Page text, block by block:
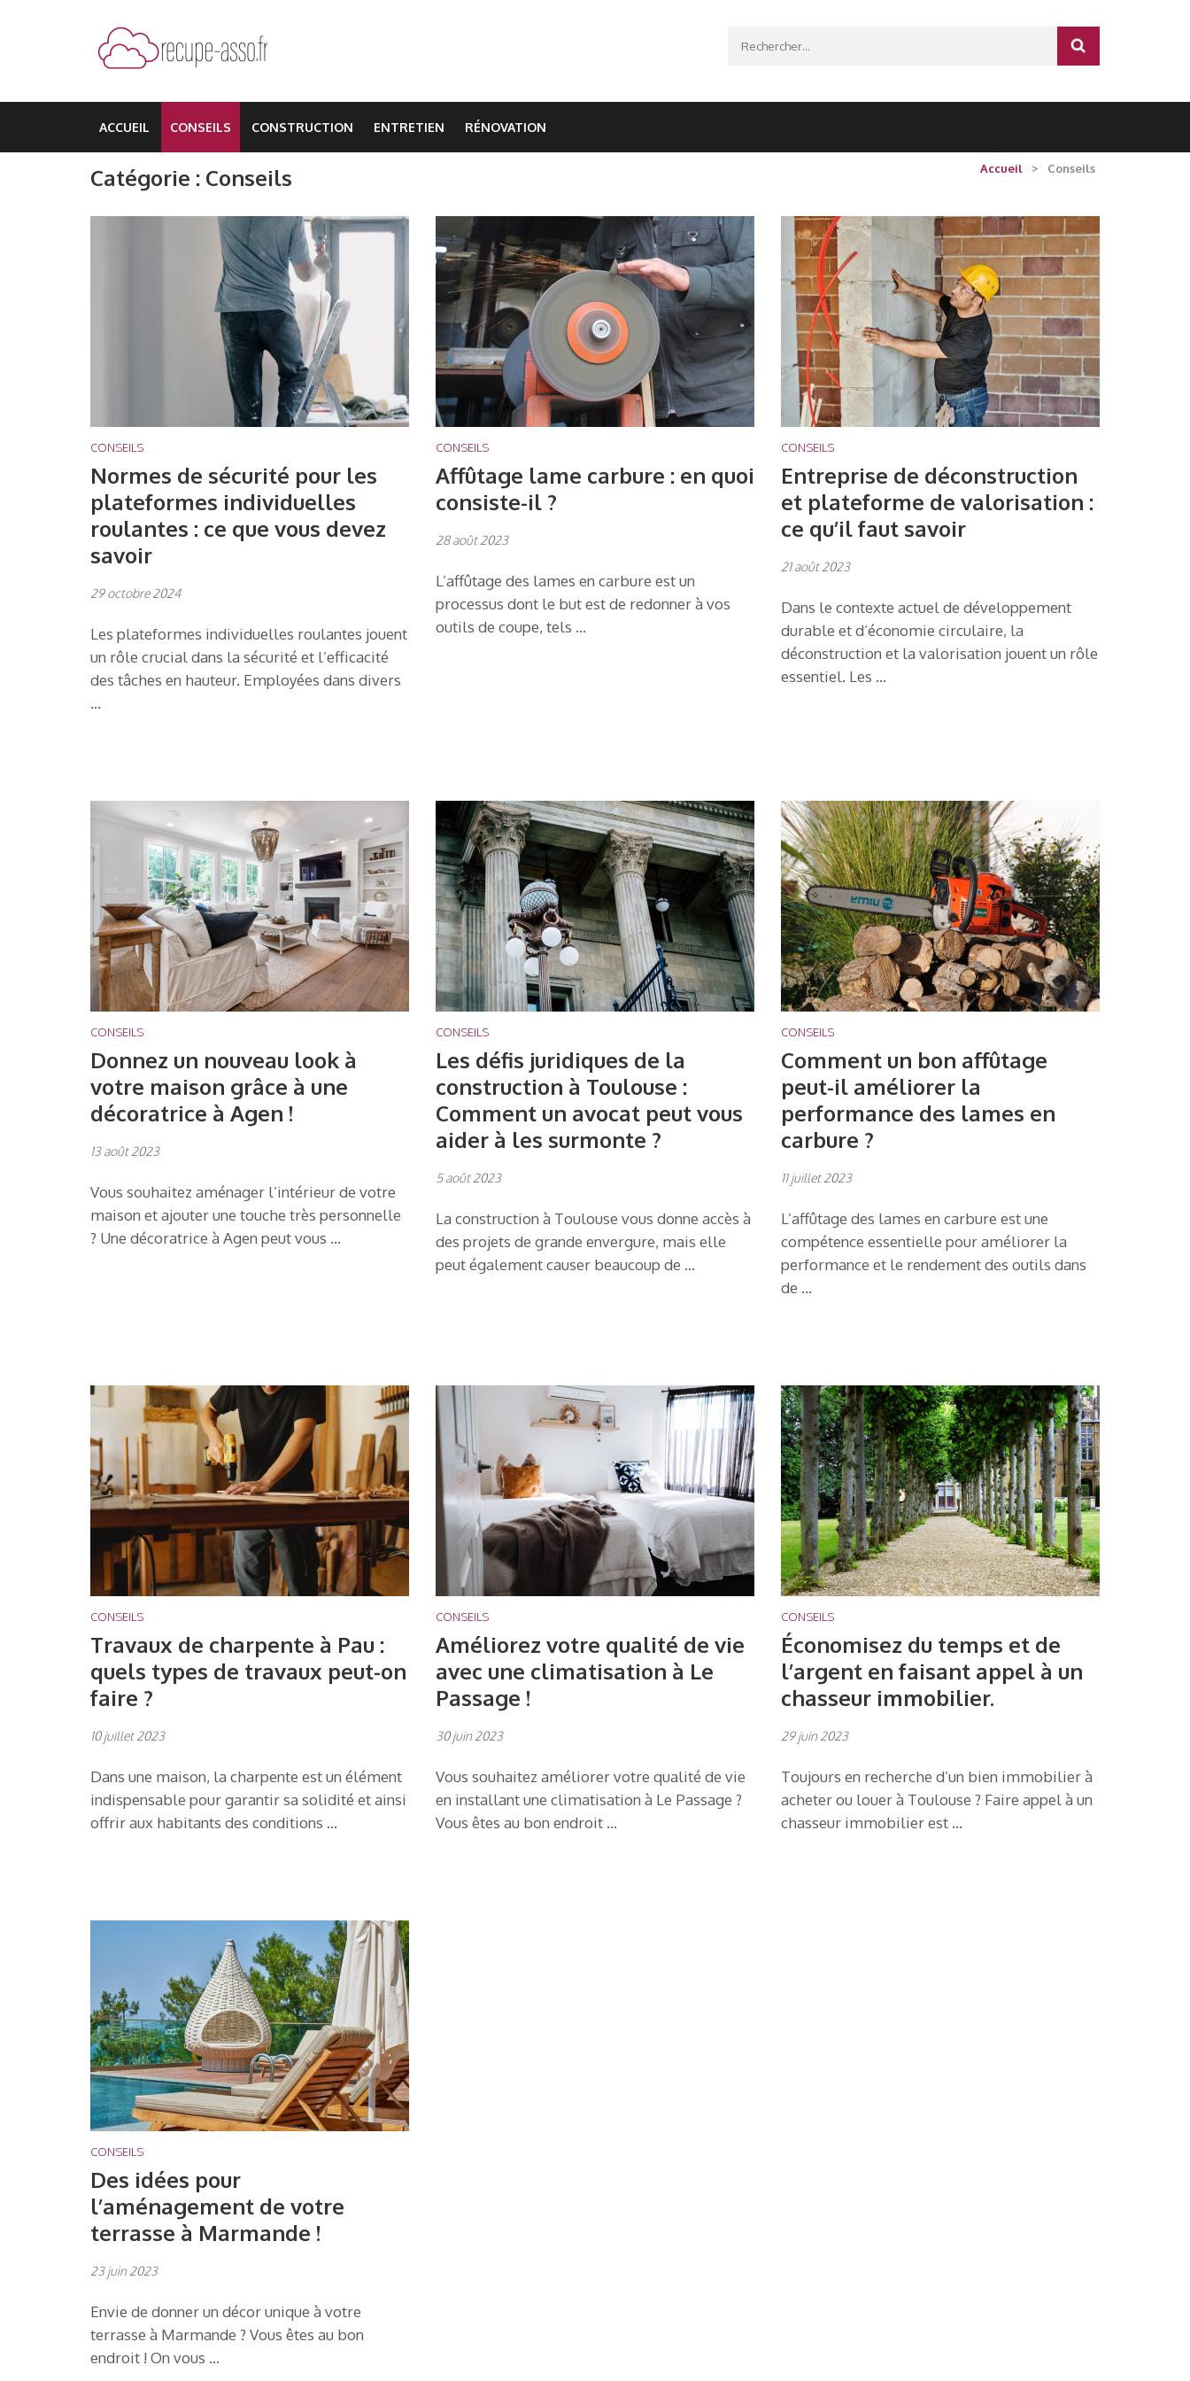
Entrée)
ACCUEIL CONSEILS CONSTRUCTION ENTRETIEN RÉNOVATION
Catégorie : Conseils Accueil > Conseils
CONSEILS
Normes de sécurité pour les
plateformes individuelles
roulantes : ce que vous devez
savoir
29 octobre 2024
Les plateformes individuelles roulantes jouent
un rôle crucial dans la sécurité et l’efficacité
des tâches en hauteur. Employées dans divers
…
CONSEILS
Affûtage lame carbure : en quoi
consiste-il ?
28 août 2023
L’affûtage des lames en carbure est un
processus dont le but est de redonner à vos
outils de coupe, tels …
CONSEILS
Entreprise de déconstruction
et plateforme de valorisation :
ce qu’il faut savoir
21 août 2023
Dans le contexte actuel de développement
durable et d’économie circulaire, la
déconstruction et la valorisation jouent un rôle
essentiel. Les …
CONSEILS
Donnez un nouveau look à
votre maison grâce à une
décoratrice à Agen !
13 août 2023
Vous souhaitez aménager l’intérieur de votre
maison et ajouter une touche très personnelle
? Une décoratrice à Agen peut vous …
CONSEILS
Les défis juridiques de la
construction à Toulouse :
Comment un avocat peut vous
aider à les surmonte ?
5 août 2023
La construction à Toulouse vous donne accès à
des projets de grande envergure, mais elle
peut également causer beaucoup de …
CONSEILS
Comment un bon affûtage
peut-il améliorer la
performance des lames en
carbure ?
11 juillet 2023
L’affûtage des lames en carbure est une
compétence essentielle pour améliorer la
performance et le rendement des outils dans
de …
CONSEILS
Travaux de charpente à Pau :
quels types de travaux peut-on
faire ?
10 juillet 2023
Dans une maison, la charpente est un élément
indispensable pour garantir sa solidité et ainsi
offrir aux habitants des conditions …
CONSEILS
Améliorez votre qualité de vie
avec une climatisation à Le
Passage !
30 juin 2023
Vous souhaitez améliorer votre qualité de vie
en installant une climatisation à Le Passage ?
Vous êtes au bon endroit …
CONSEILS
Économisez du temps et de
l’argent en faisant appel à un
chasseur immobilier.
29 juin 2023
Toujours en recherche d’un bien immobilier à
acheter ou louer à Toulouse ? Faire appel à un
chasseur immobilier est …
CONSEILS
Des idées pour
l’aménagement de votre
terrasse à Marmande !
23 juin 2023
Envie de donner un décor unique à votre
terrasse à Marmande ? Vous êtes au bon
endroit ! On vous …